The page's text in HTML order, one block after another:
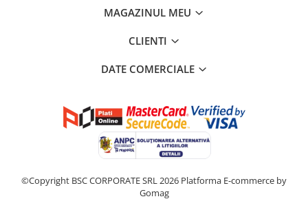
MAGAZINUL MEU
CLIENTI
DATE COMERCIALE
©Copyright BSC CORPORATE SRL 2026 Platforma E-commerce by
Gomag